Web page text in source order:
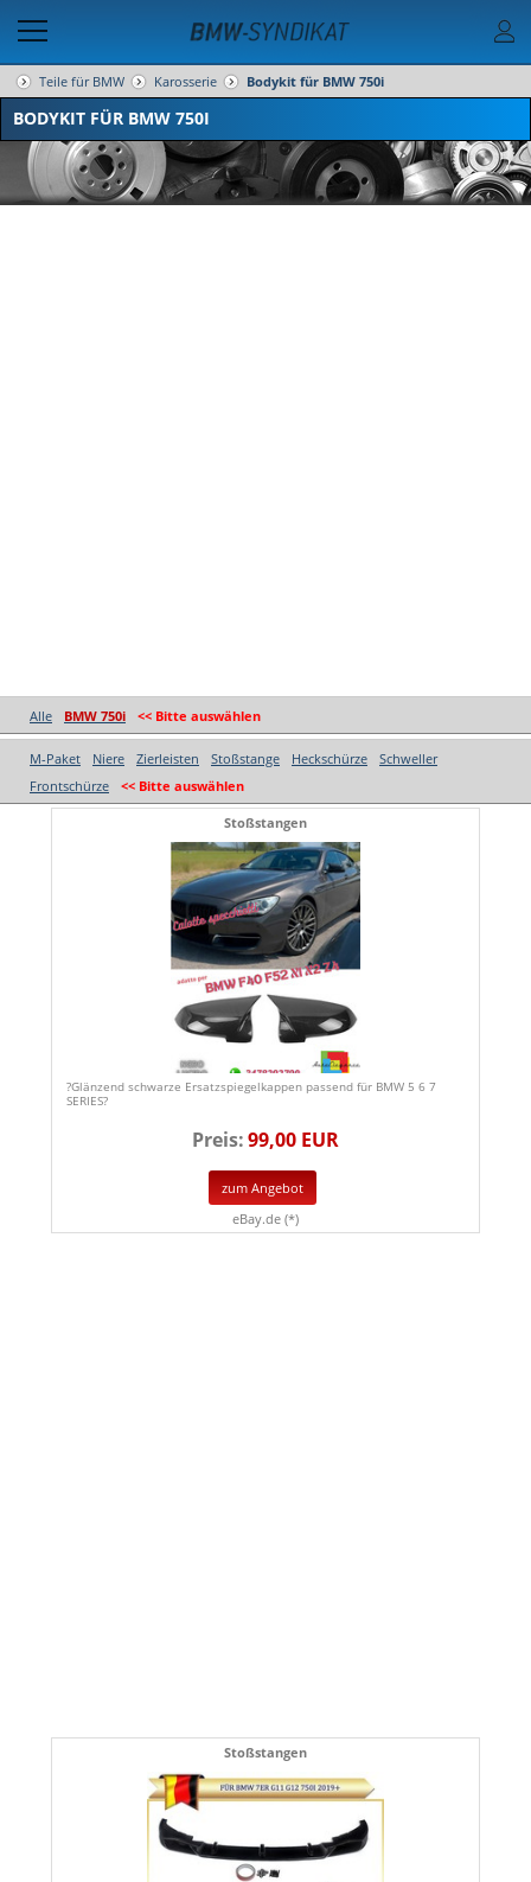
Teile für BMW Karosserie Bodykit für BMW 750i
BODYKIT FÜR BMW 750I
Alle BMW 750i << Bitte auswählen
M-Paket Niere Zierleisten Stoßstange Heckschürze
Schweller
Frontschürze
<< Bitte auswählen
Stoßstangen
?Glänzend schwarze Ersatzspiegelkappen passend für BMW 5 6 7
SERIES?
Preis:99,00 EUR
zum Angebot
eBay.de (*)
Stoßstangen